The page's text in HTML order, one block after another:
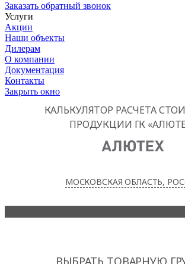
Заказать обратный звонок
Услуги
Акции
Наши объекты
Дилерам
О компании
Документация
Контакты
Закрыть окно